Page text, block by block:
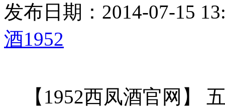
发布日期：2014-07-15
酒1952
【1952西凤酒官网】